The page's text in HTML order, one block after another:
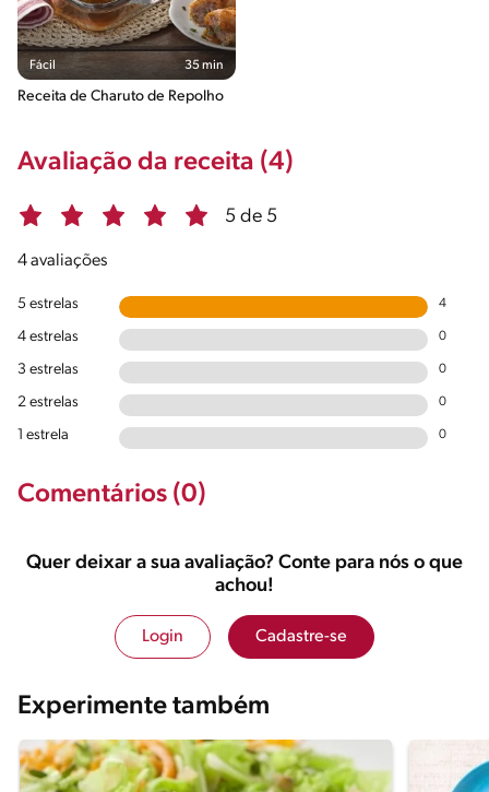
Fácil 35 min
Receita de Charuto de Repolho
Avaliação da receita (4)
5 de 5
4 avaliações
5 estrelas 4
4 estrelas 0
3 estrelas 0
2 estrelas 0
1 estrela 0
Comentários (0)
Quer deixar a sua avaliação? Conte para nós o que
achou!
Login Cadastre-se
Experimente também